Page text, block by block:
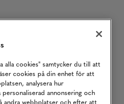
alla cookies" samtycker du till att
cookies på din enhet för att
analysera hur
annonsering och
andra webbplatser och efter att